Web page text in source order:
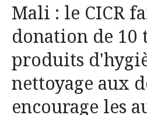
Mali : le CICR
donation de 10
produits
nettoyage aux
encourage les